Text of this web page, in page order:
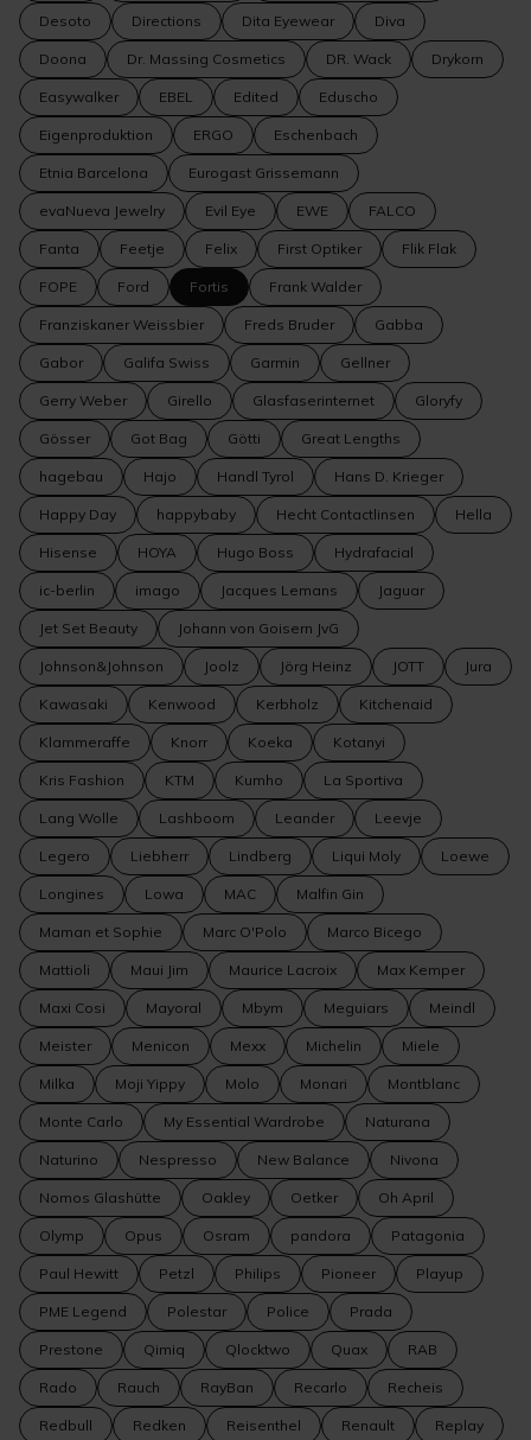
Desoto Directions Dita Eyewear Diva
Doona Dr. Massing Cosmetics DR. Wack Drykorn
Easywalker EBEL Edited Eduscho
Eigenproduktion ERGO Eschenbach
Etnia Barcelona Eurogast Grissemann
evaNueva Jewelry Evil Eye EWE FALCO
Fanta Feetje Felix First Optiker Flik Flak
FOPE Ford Fortis Frank Walder
Franziskaner Weissbier Freds Bruder Gabba
Gabor Galifa Swiss Garmin Gellner
Gerry Weber Girello Glasfaserinternet Gloryfy
Gösser Got Bag Götti Great Lengths
hagebau Hajo Handl Tyrol Hans D. Krieger
Happy Day happybaby Hecht Contactlinsen Hella
Hisense HOYA Hugo Boss Hydrafacial
ic-berlin imago Jacques Lemans Jaguar
Jet Set Beauty Johann von Goisern JvG
Johnson&Johnson Joolz Jörg Heinz JOTT Jura
Kawasaki Kenwood Kerbholz Kitchenaid
Klammeraffe Knorr Koeka Kotanyi
Kris Fashion KTM Kumho La Sportiva
Lang Wolle Lashboom Leander Leevje
Legero Liebherr Lindberg Liqui Moly Loewe
Longines Lowa MAC Malfin Gin
Maman et Sophie Marc O'Polo Marco Bicego
Mattioli Maui Jim Maurice Lacroix Max Kemper
Maxi Cosi Mayoral Mbym Meguiars Meindl
Meister Menicon Mexx Michelin Miele
Milka Moji Yippy Molo Monari Montblanc
Monte Carlo My Essential Wardrobe Naturana
Naturino Nespresso New Balance Nivona
Nomos Glashütte Oakley Oetker Oh April
Olymp Opus Osram pandora Patagonia
Paul Hewitt Petzl Philips Pioneer Playup
PME Legend Polestar Police Prada
Prestone Qimiq Qlocktwo Quax RAB
Rado Rauch RayBan Recarlo Recheis
Redbull Redken Reisenthel Renault Replay